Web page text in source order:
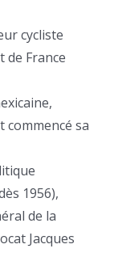
cycliste
de France
commencé sa
1956),
de la
Jacques